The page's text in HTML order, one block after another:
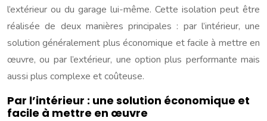
l’extérieur ou du garage lui-même. Cette isolation peut être
réalisée de deux manières principales : par l’intérieur, une
solution généralement plus économique et facile à mettre en
œuvre, ou par l’extérieur, une option plus performante mais
aussi plus complexe et coûteuse.
Par l’intérieur : une solution économique et
facile à mettre en œuvre